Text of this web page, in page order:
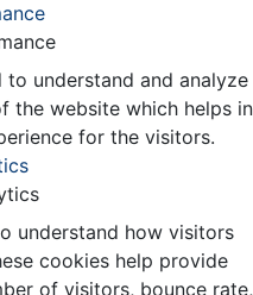
understand and analyze
the website which helps in
for the visitors.
understand how visitors
cookies help provide
of visitors, bounce rate,